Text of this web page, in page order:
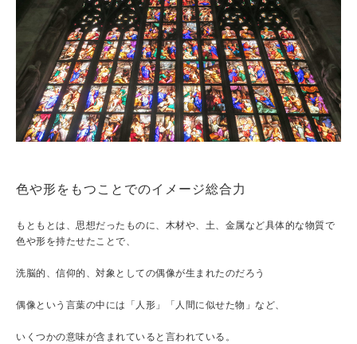
色や形をもつことでのイメージ総合力
もともとは、思想だったものに、木材や、土、金属など具体的な物質で
色や形を持たせたことで、
洗脳的、信仰的、対象としての偶像が生まれたのだろう
偶像という言葉の中には「人形」「人間に似せた物」など、
いくつかの意味が含まれていると言われている。